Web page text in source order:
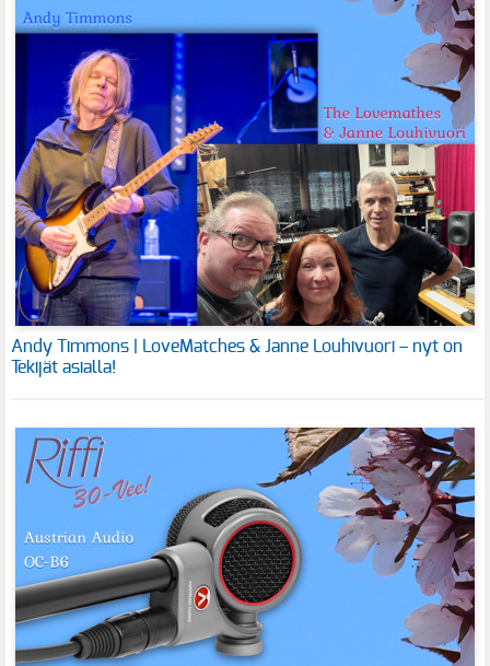
Andy Timmons | LoveMatches & Janne Louhivuori – nyt on
Tekijät asialla!